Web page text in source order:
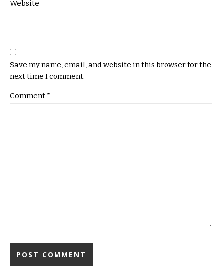
Website
Save my name, email, and website in this browser for the
next time I comment.
Comment*